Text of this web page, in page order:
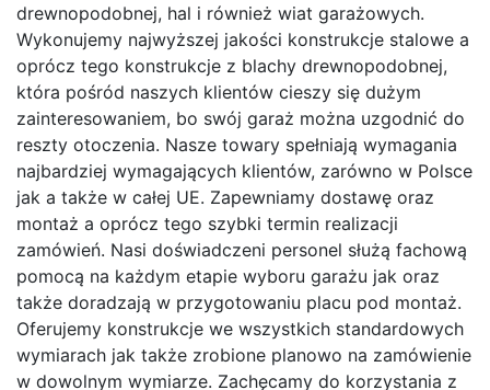
drewnopodobnej, hal i również wiat garażowych.
Wykonujemy najwyższej jakości konstrukcje stalowe a
oprócz tego konstrukcje z blachy drewnopodobnej,
która pośród naszych klientów cieszy się dużym
zainteresowaniem, bo swój garaż można uzgodnić do
reszty otoczenia. Nasze towary spełniają wymagania
najbardziej wymagających klientów, zarówno w Polsce
jak a także w całej UE. Zapewniamy dostawę oraz
montaż a oprócz tego szybki termin realizacji
zamówień. Nasi doświadczeni personel służą fachową
pomocą na każdym etapie wyboru garażu jak oraz
także doradzają w przygotowaniu placu pod montaż.
Oferujemy konstrukcje we wszystkich standardowych
wymiarach jak także zrobione planowo na zamówienie
w dowolnym wymiarze. Zachęcamy do korzystania z